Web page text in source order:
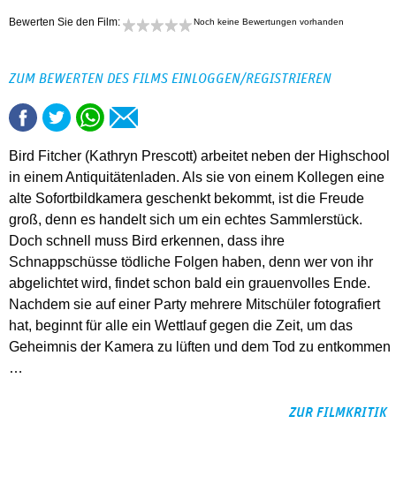
Bewerten Sie den Film: Noch keine Bewertungen vorhanden
ZUM BEWERTEN DES FILMS EINLOGGEN/REGISTRIEREN
Bird Fitcher (Kathryn Prescott) arbeitet neben der Highschool
in einem Antiquitätenladen. Als sie von einem Kollegen eine
alte Sofortbildkamera geschenkt bekommt, ist die Freude
groß, denn es handelt sich um ein echtes Sammlerstück.
Doch schnell muss Bird erkennen, dass ihre
Schnappschüsse tödliche Folgen haben, denn wer von ihr
abgelichtet wird, findet schon bald ein grauenvolles Ende.
Nachdem sie auf einer Party mehrere Mitschüler fotografiert
hat, beginnt für alle ein Wettlauf gegen die Zeit, um das
Geheimnis der Kamera zu lüften und dem Tod zu entkommen
…
ZUR FILMKRITIK